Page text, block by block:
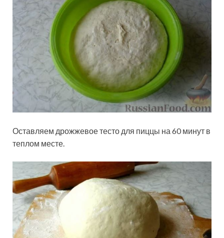
Оставляем дрожжевое тесто для пиццы на 60 минут в
теплом месте.